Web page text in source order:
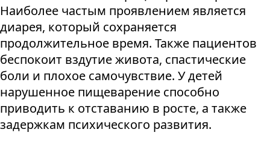
Наиболее частым проявлением является
диарея, который сохраняется
продолжительное время. Также пациентов
беспокоит вздутие живота, спастические
боли и плохое самочувствие. У детей
нарушенное пищеварение способно
приводить к отставанию в росте, а также
задержкам психического развития.